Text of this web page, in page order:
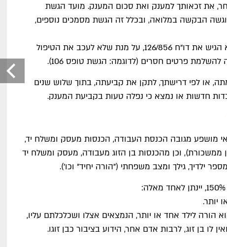
לפי המאוחר, את זכאותך למענק ואת סכום המענק. מועד הגשת
הבקשה במלואה, ובכלל זה הגשת מסמכים נוספים,
אם אתה שכיר ומעסיקך לא הגיש את דו"ח 126/856, על מנת שלא לעכב את הטיפול
פרטים חסרים (לדוגמה: הגשת טופס 106).
או לפי דרישתך, לתקן את קביעתה, בתוך שלוש שנים
חדשות או נמצא כי נפלה טעות בקביעת המענק.
מושפע מגובה הכנסת העבודה, הכנסות מעסק ומשלח יד,
ממשכורת), וכן מהכנסות בן הזוג מעבודה, מעסק ומשלח יד
ילדיך, גילך ומצב משפחתי ("הורה יחיד" וכו').
הורה לילד אחד או יותר, הנמצאים אצלו ושכלכלתם עליו,
לו בן זוג, לרבות אדם אחר, הידוע בציבור כבן זוגו.